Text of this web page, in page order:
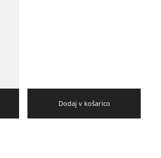
Dodaj v košarico